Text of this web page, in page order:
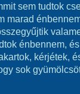
sem tudtok
marad
énbennem,
kérjétek,
sok